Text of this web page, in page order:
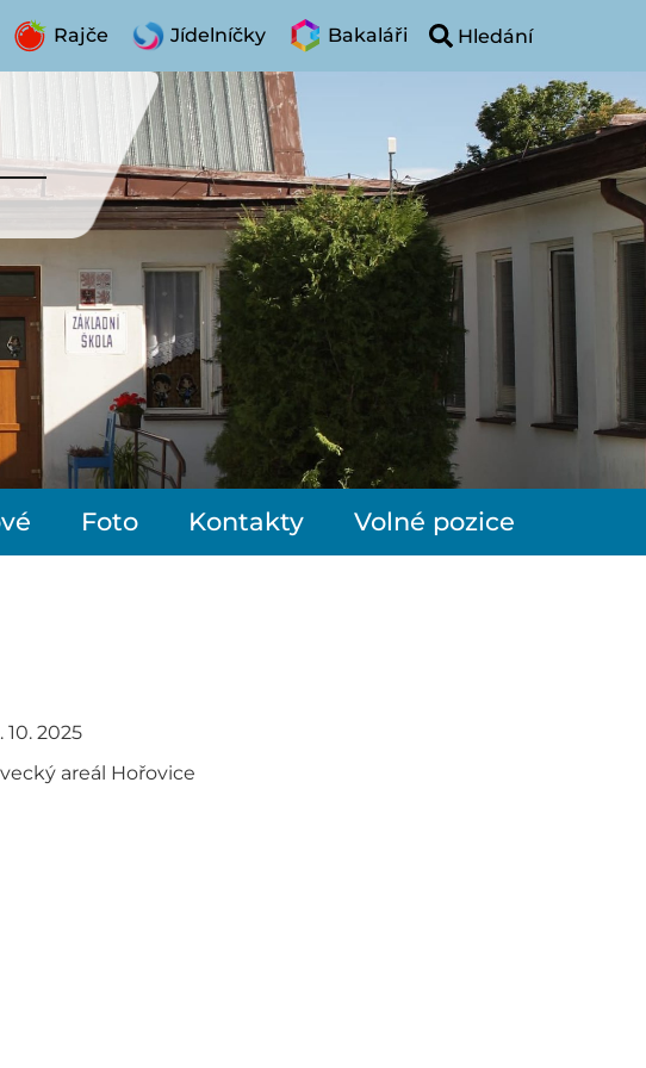
Rajče Jídelníčky Bakaláři
Foto Kontakty Volné pozice
10. 2025
areál Hořovice